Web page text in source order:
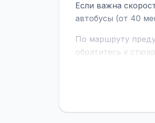
Если важна
автобусы (от 40
По маршруту
обратитесь к
В автобусах есть
устройств, вода,
оплата